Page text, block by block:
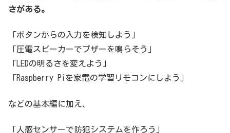
さがある。
「ボタンからの入力を検知しよう」
「圧電スピーカーでブザーを鳴らそう」
「LEDの明るさを変えよう」
「Raspberry Piを家電の学習リモコンにしよう」
などの基本編に加え、
「人感センサーで防犯システムを作ろう」